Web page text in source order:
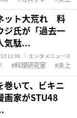
ット大荒れ 料
ジ氏が「過去一
気駄...
11:00 エンタメニュース
料理研究家 炎上
巻いて、ビキニ
画家がSTU48